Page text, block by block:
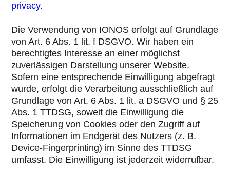
privacy.
Die Verwendung von IONOS erfolgt auf Grundlage
von Art. 6 Abs. 1 lit. f DSGVO. Wir haben ein
berechtigtes Interesse an einer möglichst
zuverlässigen Darstellung unserer Website.
Sofern eine entsprechende Einwilligung abgefragt
wurde, erfolgt die Verarbeitung ausschließlich auf
Grundlage von Art. 6 Abs. 1 lit. a DSGVO und § 25
Abs. 1 TTDSG, soweit die Einwilligung die
Speicherung von Cookies oder den Zugriff auf
Informationen im Endgerät des Nutzers (z. B.
Device-Fingerprinting) im Sinne des TTDSG
umfasst. Die Einwilligung ist jederzeit widerrufbar.